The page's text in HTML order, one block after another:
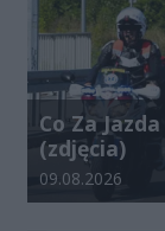
Co Za
(zdjęcia)
Data dodania
09.08.2026